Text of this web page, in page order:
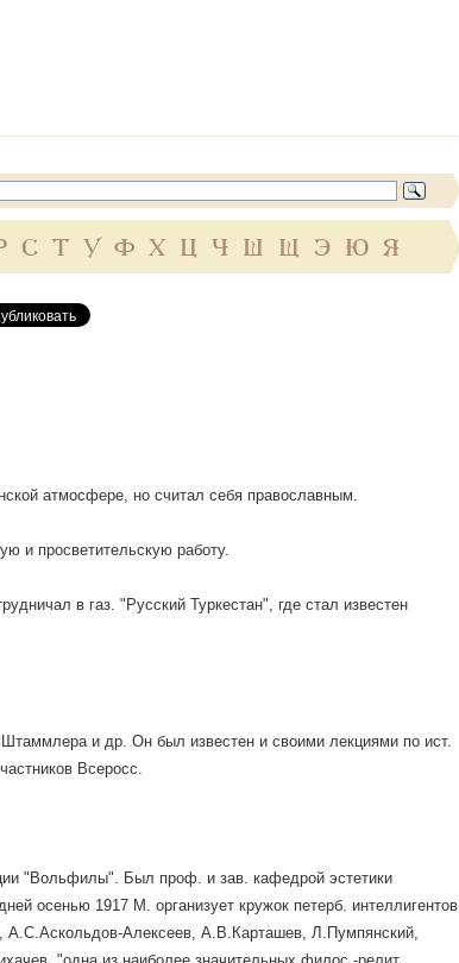
С Т У Ф Х Ц Ч Ш Щ Э Ю Я
атмосфере, но считал себя православным.
и просветительскую работу.
в газ. "Русский Туркестан", где стал известен
и др. Он был известен и своими лекциями по ист.
Всеросс.
"Вольфилы". Был проф. и зав. кафедрой эстетики
осенью 1917 М. организует кружок петерб. интеллигентов
А.С.Аскольдов-Алексеев, А.В.Карташев, Л.Пумпянский,